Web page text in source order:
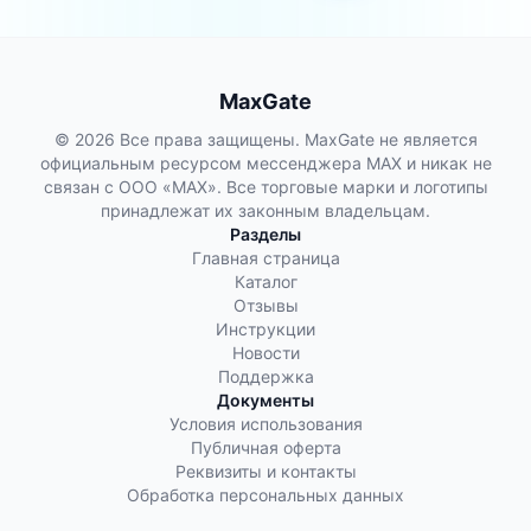
MaxGate
© 2026 Все права защищены. MaxGate не является
официальным ресурсом мессенджера MAX и никак не
связан с ООО «МАХ». Все торговые марки и логотипы
принадлежат их законным владельцам.
Разделы
Главная страница
Каталог
Отзывы
Инструкции
Новости
Поддержка
Документы
Условия использования
Публичная оферта
Реквизиты и контакты
Обработка персональных данных